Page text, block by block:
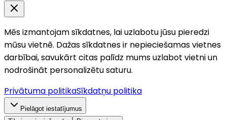
Mēs izmantojam sīkdatnes, lai uzlabotu jūsu pieredzi
mūsu vietnē. Dažas sīkdatnes ir nepieciešamas vietnes
darbībai, savukārt citas palīdz mums uzlabot vietni un
nodrošināt personalizētu saturu.
Privātuma politikaSīkdatņu politika
Pielāgot iestatījumus